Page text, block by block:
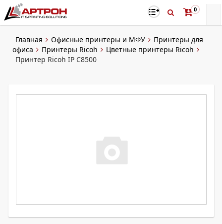
0
Главная Офисные принтеры и МФУ
Принтеры для
офиса
Принтеры Ricoh
Цветные принтеры Ricoh
Принтер Ricoh IP C8500